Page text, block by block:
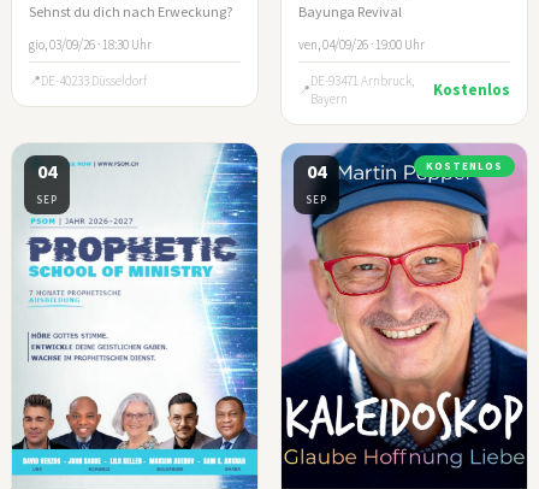
Sehnst du dich nach Erweckung?
gio, 03/09/26 · 18:30 Uhr
DE-40233 Düsseldorf
Bayunga Revival
ven, 04/09/26 · 19:00 Uhr
DE-93471 Arnbruck,
Bayern
Kostenlos
04
SEP
04
SEP
KOSTENLOS